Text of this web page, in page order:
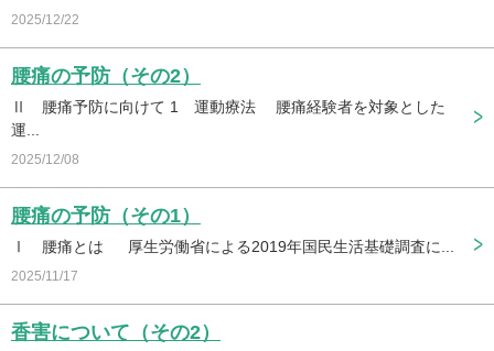
2025/12/22
腰痛の予防（その2）
Ⅱ 腰痛予防に向けて 1 運動療法 腰痛経験者を対象とした
運...
2025/12/08
腰痛の予防（その1）
Ⅰ 腰痛とは 厚生労働省による2019年国民生活基礎調査に...
2025/11/17
香害について（その2）